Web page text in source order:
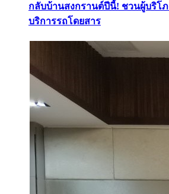
กลับบ้านสงกรานต์ปีนี้! ชวนผู้บริโ
บริการรถโดยสาร